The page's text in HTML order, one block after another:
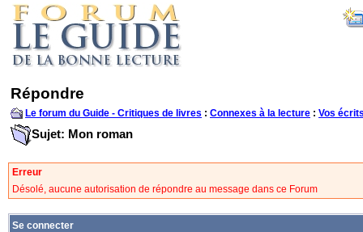
Répondre
Le forum du Guide - Critiques de livres : Connexes à la lecture : Vos
Sujet: Mon roman
Erreur
Désolé, aucune autorisation de répondre au message dans ce Forum
Se connecter